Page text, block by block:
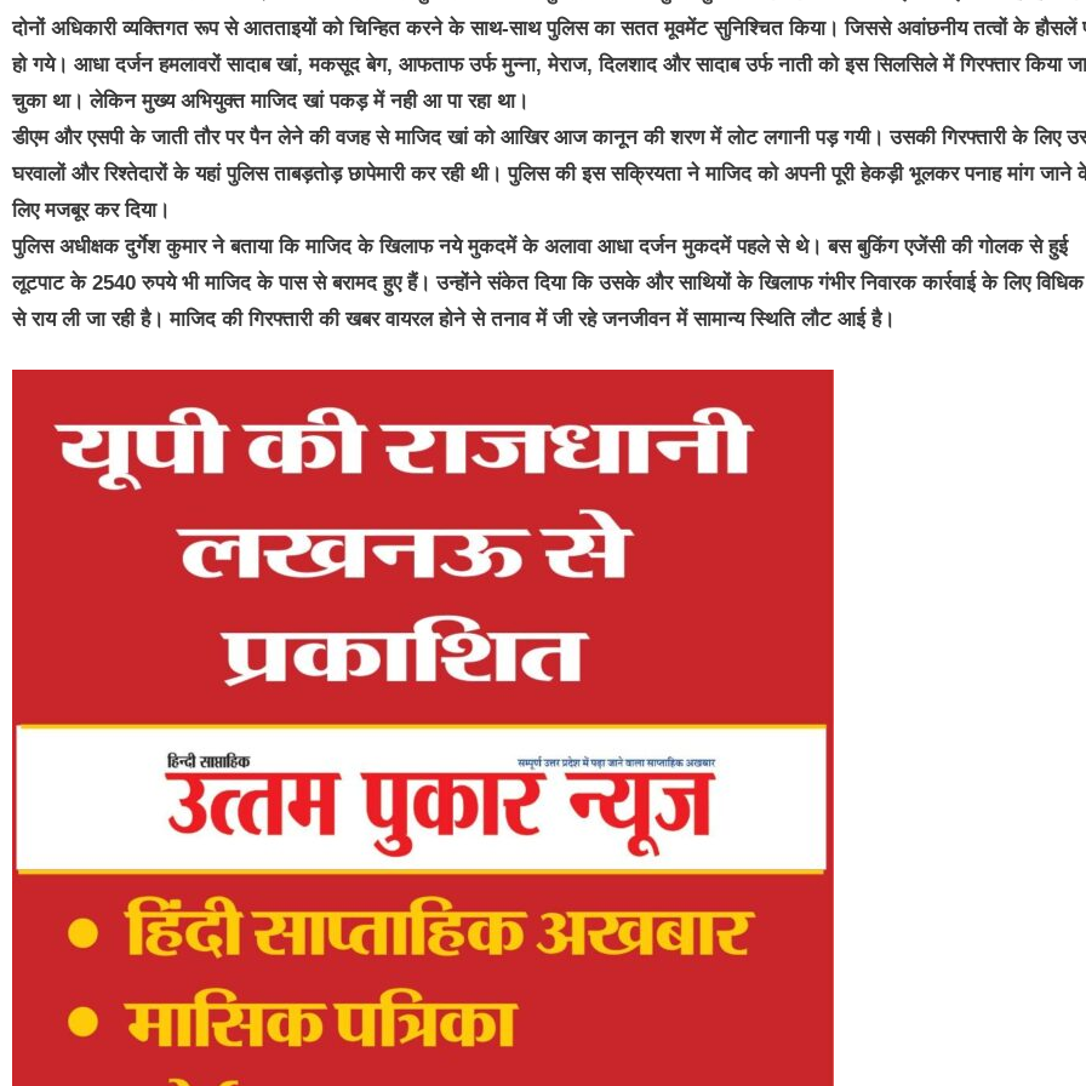
दोनों अधिकारी व्यक्तिगत रूप से आतताइयों को चिन्हित करने के साथ-साथ पुलिस का सतत मूवमेंट सुनिश्चित किया। जिससे अवांछनीय तत्वों के हौसलें
हो गये। आधा दर्जन हमलावरों सादाब खां, मकसूद बेग, आफताफ उर्फ मुन्ना, मेराज, दिलशाद और सादाब उर्फ नाती को इस सिलसिले में गिरफ्तार किया जा
चुका था। लेकिन मुख्य अभियुक्त माजिद खां पकड़ में नही आ पा रहा था।
डीएम और एसपी के जाती तौर पर पैन लेने की वजह से माजिद खां को आखिर आज कानून की शरण में लोट लगानी पड़ गयी। उसकी गिरफ्तारी के लिए
घरवालों और रिश्तेदारों के यहां पुलिस ताबड़तोड़ छापेमारी कर रही थी। पुलिस की इस सक्रियता ने माजिद को अपनी पूरी हेकड़ी भूलकर पनाह मांग जाने
लिए मजबूर कर दिया।
पुलिस अधीक्षक दुर्गेश कुमार ने बताया कि माजिद के खिलाफ नये मुकदमें के अलावा आधा दर्जन मुकदमें पहले से थे। बस बुकिंग एजेंसी की गोलक से हुई
लूटपाट के 2540 रुपये भी माजिद के पास से बरामद हुए हैं। उन्होंने संकेत दिया कि उसके और साथियों के खिलाफ गंभीर निवारक कार्रवाई के लिए विधिक
से राय ली जा रही है। माजिद की गिरफ्तारी की खबर वायरल होने से तनाव में जी रहे जनजीवन में सामान्य स्थिति लौट आई है।